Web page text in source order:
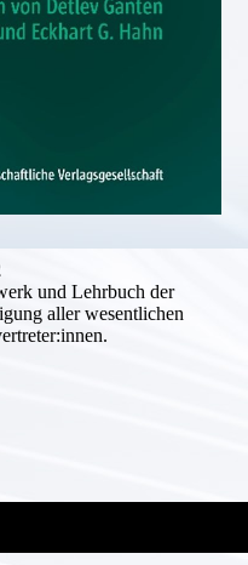
und Lehrbuch der
aller wesentlichen